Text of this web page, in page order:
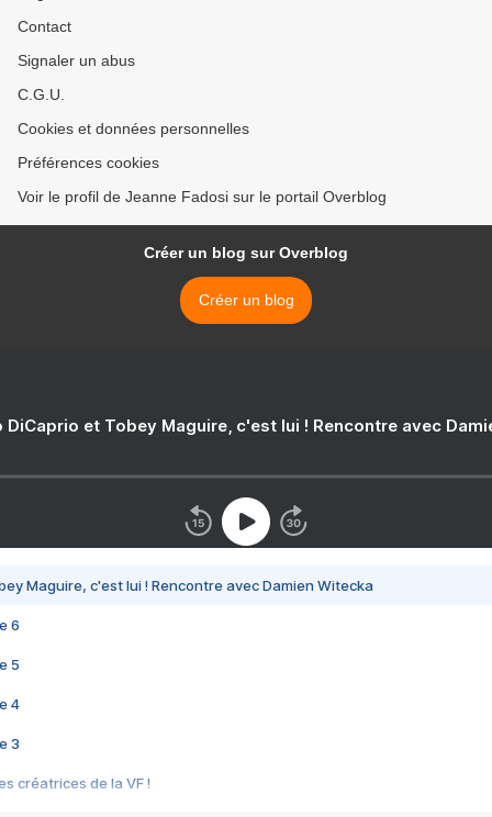
Contact
Signaler un abus
C.G.U.
Cookies et données personnelles
Préférences cookies
Voir le profil de Jeanne Fadosi sur le portail Overblog
Créer un blog sur Overblog
Créer un blog
DiCaprio et Tobey Maguire, c'est lui ! Rencontre avec
Maguire, c'est lui ! Rencontre avec Damien Witecka
6
5
4
3
créatrices de la VF !